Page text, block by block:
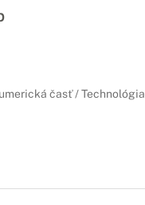
časť /